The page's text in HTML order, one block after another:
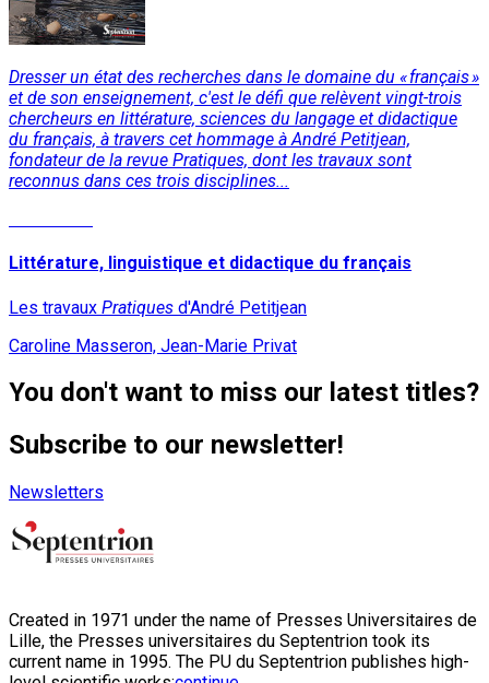
Dresser un état des recherches dans le domaine du « français »
et de son enseigne­ment, c'est le défi que relèvent vingt-trois
chercheurs en littérature, sciences du langage et didactique
du français, à travers cet hommage à André Petitjean,
fondateur de la revue Pratiques, dont les travaux sont
reconnus dans ces trois disciplines...
Littérature, linguistique et didactique du français
Les travaux Pratiques d'André Petitjean
Caroline Masseron, Jean-Marie Privat
You don't want to miss our latest titles?
Subscribe to our newsletter!
Newsletters
Created in 1971 under the name of Presses Universitaires de
Lille, the Presses universitaires du Septentrion took its
current name in 1995. The PU du Septentrion publishes high-